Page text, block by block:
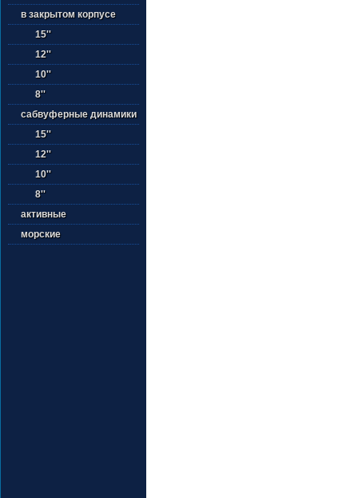
в закрытом корпусе
15''
12''
10''
8''
сабвуферные динамики
15''
12''
10''
8''
активные
морские